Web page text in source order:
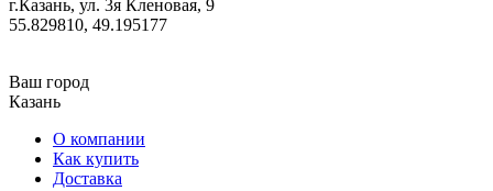
г.Казань, ул. 3я Кленовая, 9
55.829810, 49.195177
Ваш город
Казань
О компании
Как купить
Доставка